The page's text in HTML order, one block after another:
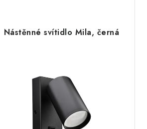
Nástěnné svítidlo Mila, černá